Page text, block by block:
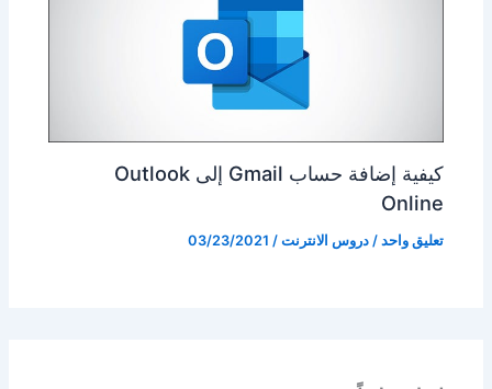
كيفية إضافة حساب Gmail إلى Outlook
Online
تعليق واحد /دروس الانترنت /
03/23/2021